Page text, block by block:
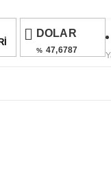
DOLAR
% 47,6787